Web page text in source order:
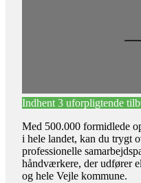
Indhent 3 uforpligtende
Med 500.000 formidlede
i hele landet, kan du trygt
professionelle
håndværkere, der udfører
og hele Vejle kommune.